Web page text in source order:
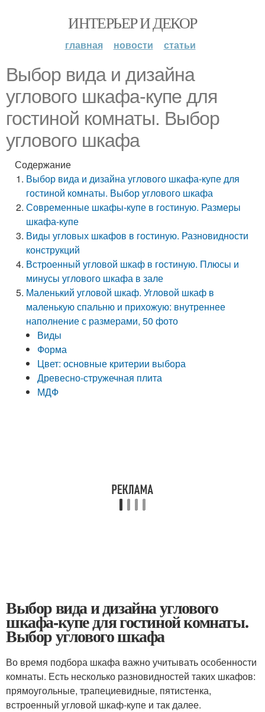
ИНТЕРЬЕР И ДЕКОР
главная новости статьи
Выбор вида и дизайна
углового шкафа-купе для
гостиной комнаты. Выбор
углового шкафа
Содержание
Выбор вида и дизайна углового шкафа-купе для
гостиной комнаты. Выбор углового шкафа
Современные шкафы-купе в гостиную. Размеры
шкафа-купе
Виды угловых шкафов в гостиную. Разновидности
конструкций
Встроенный угловой шкаф в гостиную. Плюсы и
минусы углового шкафа в зале
Маленький угловой шкаф. Угловой шкаф в
маленькую спальню и прихожую: внутреннее
наполнение с размерами, 50 фото
Виды
Форма
Цвет: основные критерии выбора
Древесно-стружечная плита
МДФ
Выбор вида и дизайна углового
шкафа-купе для гостиной комнаты.
Выбор углового шкафа
Во время подбора шкафа важно учитывать особенности
комнаты. Есть несколько разновидностей таких шкафов:
прямоугольные, трапециевидные, пятистенка,
встроенный угловой шкаф-купе и так далее.